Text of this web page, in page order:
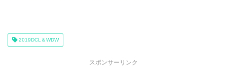
2019DCL＆WDW
スポンサーリンク